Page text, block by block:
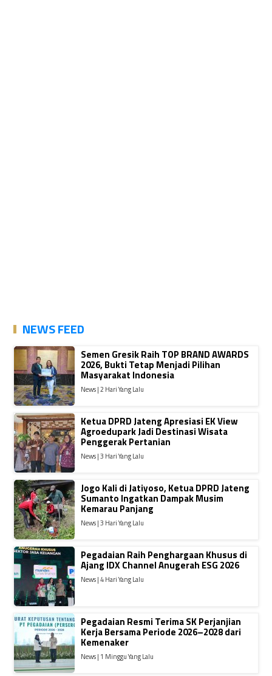
NEWS FEED
Semen Gresik Raih TOP BRAND AWARDS
2026, Bukti Tetap Menjadi Pilihan
Masyarakat Indonesia
News | 2 Hari Yang Lalu
Ketua DPRD Jateng Apresiasi EK View
Agroedupark Jadi Destinasi Wisata
Penggerak Pertanian
News | 3 Hari Yang Lalu
Jogo Kali di Jatiyoso, Ketua DPRD Jateng
Sumanto Ingatkan Dampak Musim
Kemarau Panjang
News | 3 Hari Yang Lalu
Pegadaian Raih Penghargaan Khusus di
Ajang IDX Channel Anugerah ESG 2026
News | 4 Hari Yang Lalu
Pegadaian Resmi Terima SK Perjanjian
Kerja Bersama Periode 2026–2028 dari
Kemenaker
News | 1 Minggu Yang Lalu